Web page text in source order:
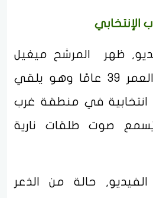
الإنتخابي
ظهر المرشح ميغيل
أوريبيط البالغ من العمر 39 عامًا وهو يلقي
انتخابية في منطقة غرب
صوت طلقات نارية
حالة من الذعر